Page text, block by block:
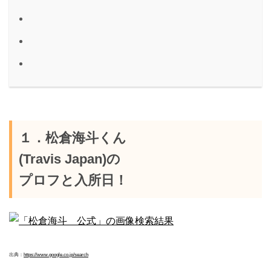
１．松倉海斗くん
(Travis Japan)の
プロフと入所日！
出典： https://www.google.co.jp/search